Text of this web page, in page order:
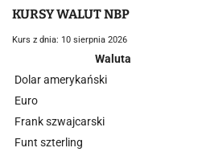
KURSY WALUT NBP
Kurs z dnia: 10 sierpnia 2026
Waluta
Dolar amerykański
Euro
Frank szwajcarski
Funt szterling